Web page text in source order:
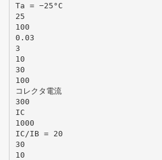
Ta = −25°C
25
100
0.03
3
10
30
100
コレクタ電流
300
IC
1000
IC/IB = 20
30
10